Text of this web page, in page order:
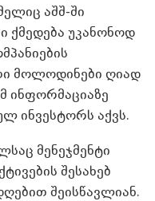
აშშ-ში
ქმედება უკანონოდ
მოლოდინები ღიად
ინფორმაციაზე
ინვესტორს აქვს.
მენეჯმენტი
შესახებ
შეისწავლიან.